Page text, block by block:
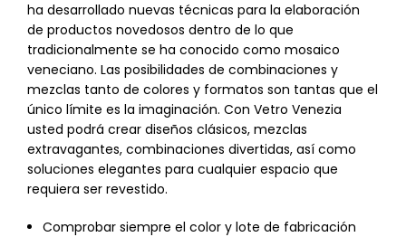
ha desarrollado nuevas técnicas para la elaboración
de productos novedosos dentro de lo que
tradicionalmente se ha conocido como mosaico
veneciano. Las posibilidades de combinaciones y
mezclas tanto de colores y formatos son tantas que el
único límite es la imaginación. Con Vetro Venezia
usted podrá crear diseños clásicos, mezclas
extravagantes, combinaciones divertidas, así como
soluciones elegantes para cualquier espacio que
requiera ser revestido.
Comprobar siempre el color y lote de fabricación